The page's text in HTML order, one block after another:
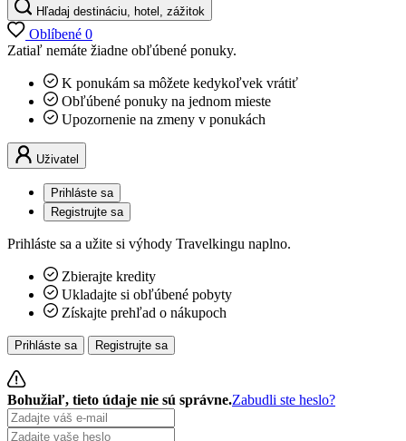
Hľadaj destináciu, hotel, zážitok
Oblíbené 0
Zatiaľ nemáte žiadne obľúbené ponuky.
K ponukám sa môžete kedykoľvek vrátiť
Obľúbené ponuky na jednom mieste
Upozornenie na zmeny v ponukách
Uživatel
Prihláste sa
Registrujte sa
Prihláste sa a užite si výhody Travelkingu naplno.
Zbierajte kredity
Ukladajte si obľúbené pobyty
Získajte prehľad o nákupoch
Prihláste sa Registrujte sa
Bohužiaľ, tieto údaje nie sú správne.Zabudli ste heslo?